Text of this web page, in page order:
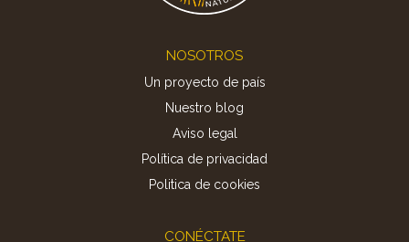
NOSOTROS
Un proyecto de país
Nuestro blog
Aviso legal
Política de privacidad
Politica de cookies
CONÉCTATE